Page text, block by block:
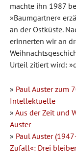
machte ihn 1987
»Baumgartner«
an der Ostküste.
erinnerten wir an
Urteil zitiert wird:
» Paul Auster zum
Intellektuelle
» Aus der Zeit und
Auster
» Paul Auster
Zufall«: Drei